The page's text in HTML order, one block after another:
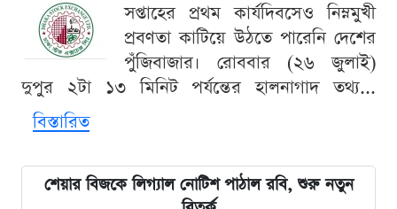
সপ্তাহের প্রথম কার্যদিবসেও নিম্নমুখী
প্রবণতা কাটিয়ে উঠতে পারেনি দেশের
পুঁজিবাজার। রোববার (২৬ জুলাই)
দুপুর ২টা ১৩ মিনিট পর্যন্তের হালনাগাদ তথ্য...
বিস্তারিত
শেয়ার বিজকে লিগ্যাল নোটিশ পাঠাল রবি, শুরু নতুন